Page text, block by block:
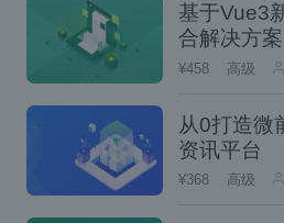
它允许你根据需要在
目中采用和集成它，即
活性（其中将控制我
或部分地仅处理应用程
凭借出色的文档和活跃
基于Vue3
合解决方案
¥458 高级
从0打造微
资讯平台
¥368 高级